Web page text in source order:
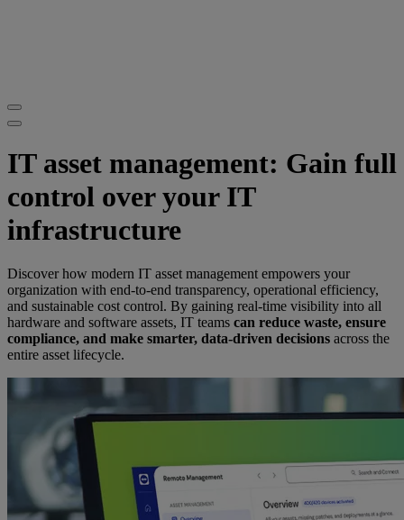
IT asset management: Gain full
control over your IT
infrastructure
Discover how modern IT asset management empowers your
organization with end-to-end transparency, operational efficiency,
and sustainable cost control. By gaining real-time visibility into all
hardware and software assets, IT teams can reduce waste, ensure
compliance, and make smarter, data-driven decisions across the
entire asset lifecycle.